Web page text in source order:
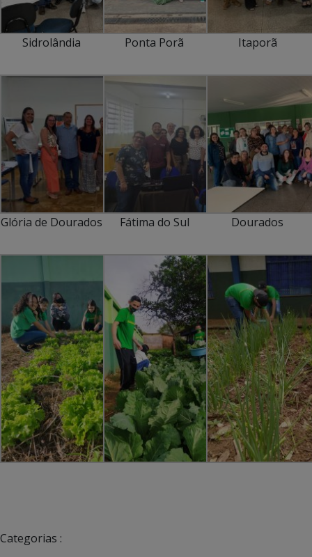
Sidrolândia Ponta Porã Itaporã
Glória de Dourados Fátima do Sul Dourados
Categorias :